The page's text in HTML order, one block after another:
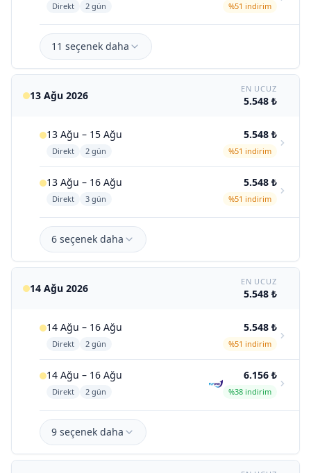
Direkt 2 gün %51 indirim
11 seçenek daha
13 Ağu 2026
EN UCUZ
5.548 ₺
13 Ağu – 15 Ağu
Direkt 2 gün
5.548 ₺
%51 indirim
13 Ağu – 16 Ağu
Direkt 3 gün
5.548 ₺
%51 indirim
6 seçenek daha
14 Ağu 2026
EN UCUZ
5.548 ₺
14 Ağu – 16 Ağu
Direkt 2 gün
5.548 ₺
%51 indirim
14 Ağu – 16 Ağu
Direkt 2 gün
6.156 ₺
%38 indirim
9 seçenek daha